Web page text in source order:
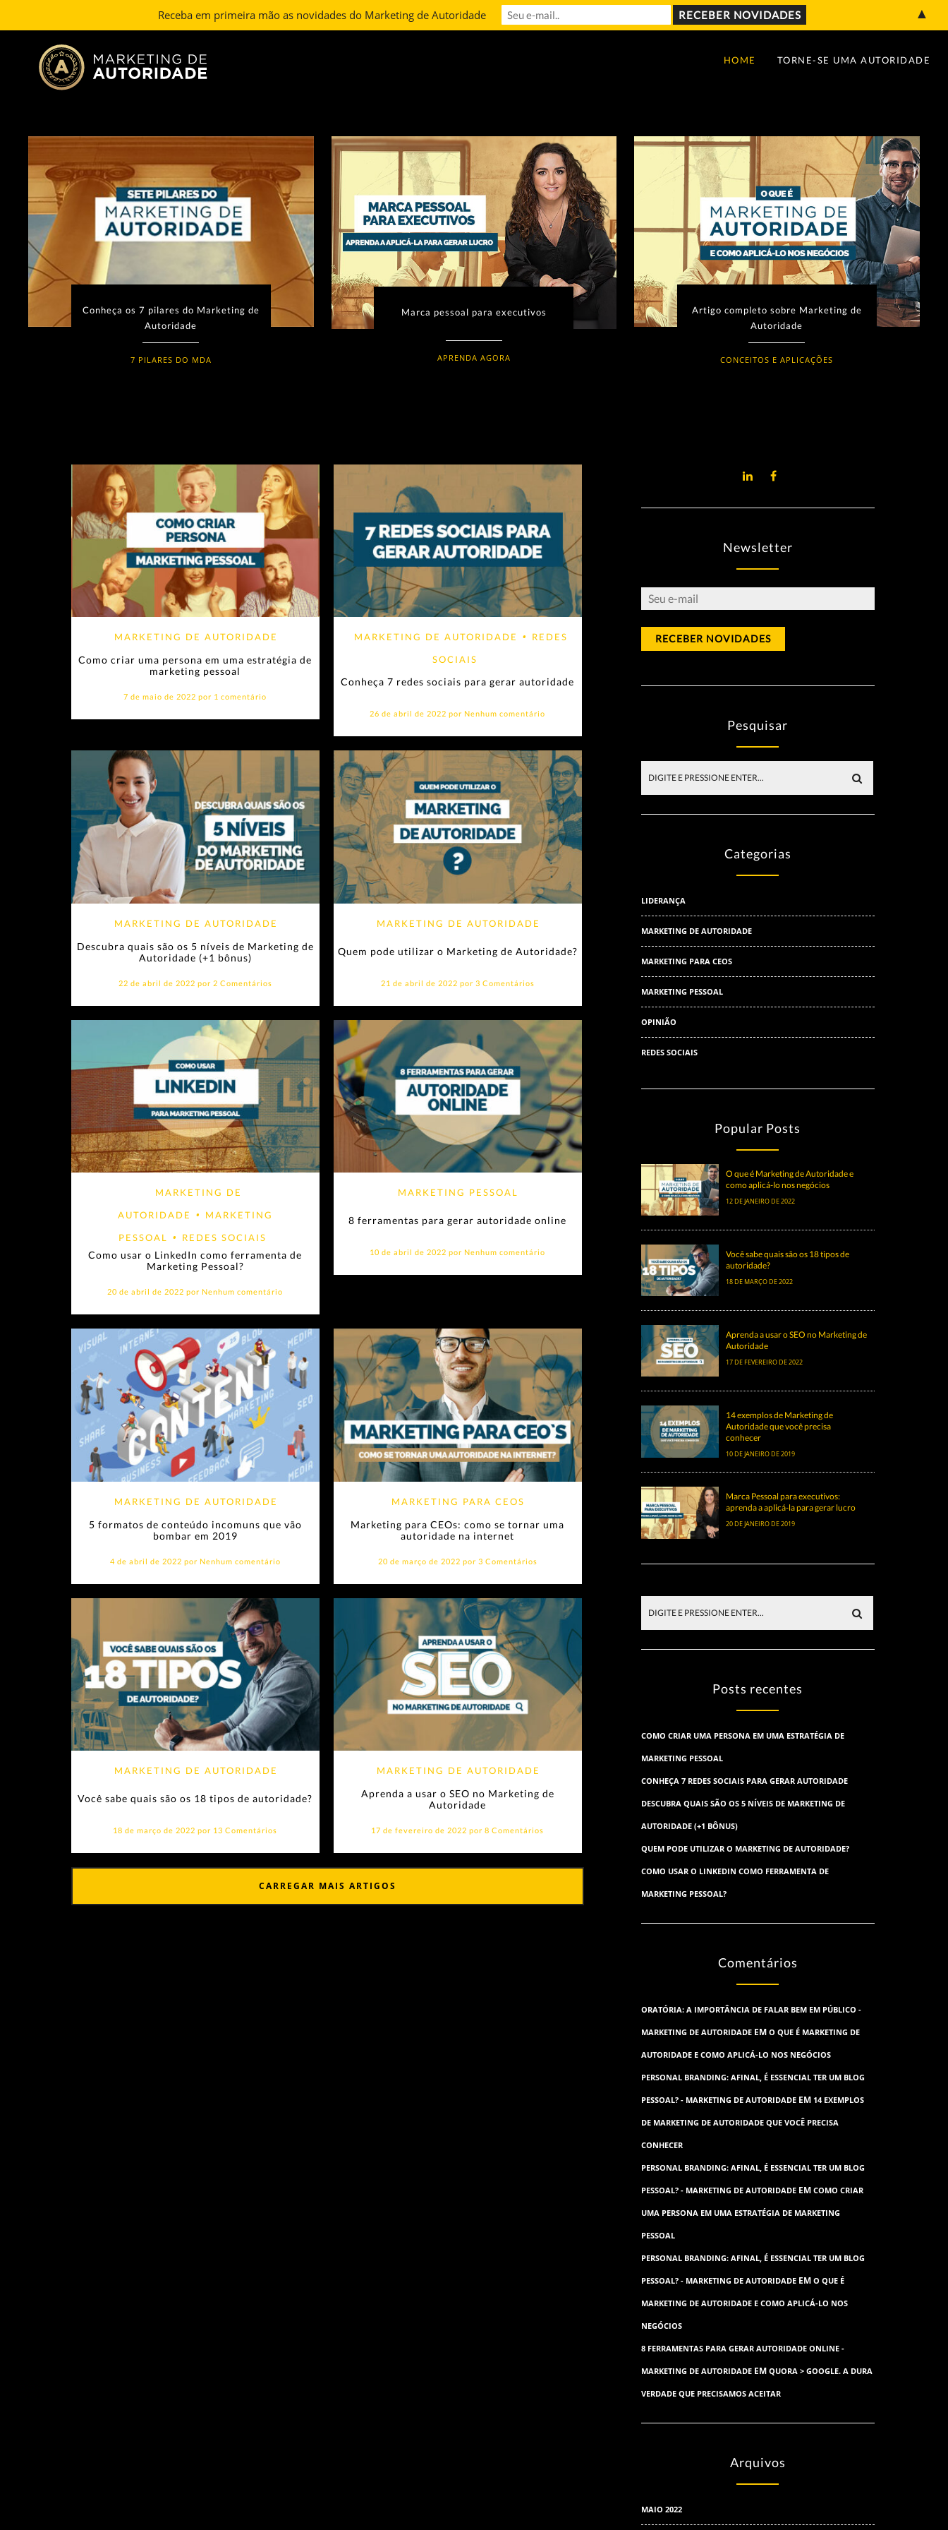
HOME TORNE-SE UMA AUTORIDADE
Conheça os 7 pilares do Marketing de
Autoridade
7 PILARES DO MDA
Marca pessoal para executivos
APRENDA AGORA
Artigo completo sobre Marketing de
Autoridade
CONCEITOS E APLICAÇÕES
MARKETING DE AUTORIDADE
Como criar uma persona em uma estratégia de
marketing pessoal
7 de maio de 2022 por 1 comentário
MARKETING DE AUTORIDADE •
REDES
SOCIAIS
Conheça 7 redes sociais para gerar autoridade
26 de abril de 2022 por Nenhum comentário
MARKETING DE AUTORIDADE
Descubra quais são os 5 níveis de Marketing de
Autoridade (+1 bônus)
22 de abril de 2022 por 2 Comentários
MARKETING DE AUTORIDADE
Quem pode utilizar o Marketing de Autoridade?
21 de abril de 2022 por 3 Comentários
MARKETING DE
AUTORIDADE
•
MARKETING
PESSOAL • REDES SOCIAIS
Como usar o LinkedIn como ferramenta de
Marketing Pessoal?
20 de abril de 2022 por Nenhum comentário
MARKETING PESSOAL
8 ferramentas para gerar autoridade online
10 de abril de 2022 por Nenhum comentário
MARKETING DE AUTORIDADE
5 formatos de conteúdo incomuns que vão
bombar em 2019
4 de abril de 2022 por Nenhum comentário
MARKETING PARA CEOS
Marketing para CEOs: como se tornar uma
autoridade na internet
20 de março de 2022 por 3 Comentários
MARKETING DE AUTORIDADE
Você sabe quais são os 18 tipos de autoridade?
18 de março de 2022 por 13 Comentários
MARKETING DE AUTORIDADE
Aprenda a usar o SEO no Marketing de
Autoridade
17 de fevereiro de 2022 por8 Comentários
CARREGAR MAIS ARTIGOS
Newsletter
Pesquisar
Categorias
LIDERANÇA
MARKETING DE AUTORIDADE
MARKETING PARA CEOS
MARKETING PESSOAL
OPINIÃO
REDES SOCIAIS
Popular Posts
O que é Marketing de Autoridade e
como aplicá-lo nos negócios
12 DE JANEIRO DE 2022
Você sabe quais são os 18 tipos de
autoridade?
18 DE MARÇO DE 2022
Aprenda a usar o SEO no Marketing de
Autoridade
17 DE FEVEREIRO DE 2022
14 exemplos de Marketing de
Autoridade que você precisa
conhecer
10 DE JANEIRO DE 2019
Marca Pessoal para executivos:
aprenda a aplicá-la para gerar lucro
20 DE JANEIRO DE 2019
Posts recentes
COMO CRIAR UMA PERSONA EM UMA ESTRATÉGIA DE
MARKETING PESSOAL
CONHEÇA 7 REDES SOCIAIS PARA GERAR AUTORIDADE
DESCUBRA QUAIS SÃO OS 5 NÍVEIS DE MARKETING DE
AUTORIDADE (+1 BÔNUS)
QUEM PODE UTILIZAR O MARKETING DE AUTORIDADE?
COMO USAR O LINKEDIN COMO FERRAMENTA DE
MARKETING PESSOAL?
Comentários
ORATÓRIA: A IMPORTÂNCIA DE FALAR BEM EM PÚBLICO -
MARKETING DE AUTORIDADEEM O QUE É MARKETING DE
AUTORIDADE E COMO APLICÁ-LO NOS NEGÓCIOS
PERSONAL BRANDING: AFINAL, É ESSENCIAL TER UM BLOG
PESSOAL? - MARKETING DE AUTORIDADEEM 14 EXEMPLOS
DE MARKETING DE AUTORIDADE QUE VOCÊ PRECISA
CONHECER
PERSONAL BRANDING: AFINAL, É ESSENCIAL TER UM BLOG
PESSOAL? - MARKETING DE AUTORIDADEEM COMO CRIAR
UMA PERSONA EM UMA ESTRATÉGIA DE MARKETING
PESSOAL
PERSONAL BRANDING: AFINAL, É ESSENCIAL TER UM BLOG
PESSOAL? - MARKETING DE AUTORIDADEEM O QUE É
MARKETING DE AUTORIDADE E COMO APLICÁ-LO NOS
NEGÓCIOS
8 FERRAMENTAS PARA GERAR AUTORIDADE ONLINE -
MARKETING DE AUTORIDADEEM QUORA > GOOGLE. A DURA
VERDADE QUE PRECISAMOS ACEITAR
Arquivos
MAIO 2022
Receba em primeira mão as novidades do Marketing de Autoridade ▲